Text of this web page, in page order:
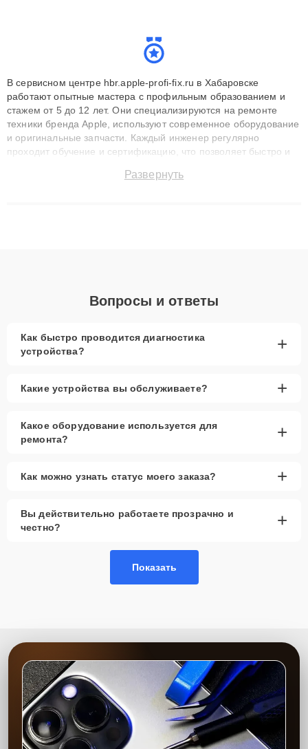
В сервисном центре hbr.apple-profi-fix.ru в Хабаровске
работают опытные мастера с профильным образованием и
стажем от 5 до 12 лет. Они специализируются на ремонте
техники бренда Apple, используют современное оборудование
и оригинальные запчасти. Каждый инженер регулярно
проходит обучение и сертификацию, что позволяет быстро и
сохранением гарантии до 3 лет. Наши мастера решают
Развернуть
Вопросы и ответы
Как быстро проводится диагностика
устройства?
+
Какие устройства вы обслуживаете? +
Какое оборудование используется для
ремонта?
+
Как можно узнать статус моего заказа? +
Вы действительно работаете прозрачно и
честно?
+
Показать